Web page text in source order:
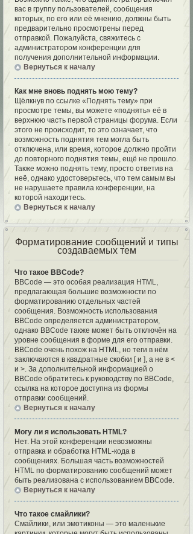
вас в группу пользователей, сообщения
которых, по его или её мнению, должны быть
предварительно просмотрены перед
отправкой. Пожалуйста, свяжитесь с
администратором конференции для
получения дополнительной информации.
Вернуться к началу
Как мне вновь поднять мою тему?
Щёлкнув по ссылке «Поднять тему» при
просмотре темы, вы можете «поднять» её в
верхнюю часть первой страницы форума. Если
этого не происходит, то это означает, что
возможность поднятия тем могла быть
отключена, или время, которое должно пройти
до повторного поднятия темы, ещё не прошло.
Также можно поднять тему, просто ответив на
неё, однако удостоверьтесь, что тем самым вы
не нарушаете правила конференции, на
которой находитесь.
Вернуться к началу
Форматирование сообщений и типы
создаваемых тем
Что такое BBCode?
BBCode — это особая реализация HTML,
предлагающая большие возможности по
форматированию отдельных частей
сообщения. Возможность использования
BBCode определяется администратором,
однако BBCode также может быть отключён на
уровне сообщения в форме для его отправки.
BBCode очень похож на HTML, но теги в нём
заключаются в квадратные скобки [ и ], а не в <
и >. За дополнительной информацией о
BBCode обратитесь к руководству по BBCode,
ссылка на которое доступна из формы
отправки сообщений.
Вернуться к началу
Могу ли я использовать HTML?
Нет. На этой конференции невозможны
отправка и обработка HTML-кода в
сообщениях. Большая часть возможностей
HTML по форматированию сообщений может
быть реализована с использованием BBCode.
Вернуться к началу
Что такое смайлики?
Смайлики, или эмотиконы — это маленькие